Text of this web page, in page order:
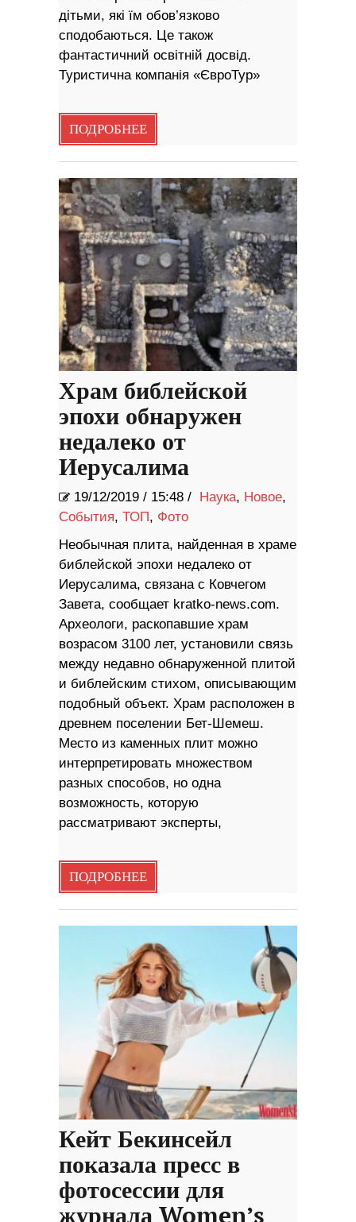
дітьми, які їм обов’язково
сподобаються. Це також
фантастичний освітній досвід.
Туристична компанія «ЄвроТур»
ПОДРОБНЕЕ
Храм библейской
эпохи обнаружен
недалеко от
Иерусалима
19/12/2019 / 15:48 / Наука, Новое,
События, ТОП, Фото
Необычная плита, найденная в храме
библейской эпохи недалеко от
Иерусалима, связана с Ковчегом
Завета, сообщает kratko-news.com.
Археологи, раскопавшие храм
возрасом 3100 лет, установили связь
между недавно обнаруженной плитой
и библейским стихом, описывающим
подобный объект. Храм расположен в
древнем поселении Бет-Шемеш.
Место из каменных плит можно
интерпретировать множеством
разных способов, но одна
возможность, которую
рассматривают эксперты,
ПОДРОБНЕЕ
Кейт Бекинсейл
показала пресс в
фотосессии для
журнала Women’s